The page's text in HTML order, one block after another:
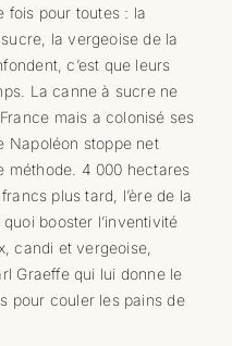
fois pour toutes : la
la vergeoise de la
c’est que leurs
La canne à sucre ne
mais a colonisé ses
Napoléon stoppe net
méthode. 4 000 hectares
plus tard, l’ère de la
booster l’inventivité
candi et vergeoise,
Graeffe qui lui donne le
pour couler les pains de